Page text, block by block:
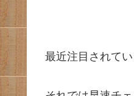
最近注目されて